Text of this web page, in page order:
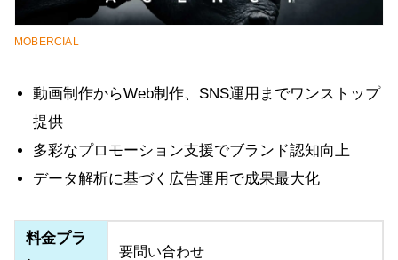
MOBERCIAL
動画制作からWeb制作、SNS運用までワンストップ
提供
多彩なプロモーション支援でブランド認知向上
データ解析に基づく広告運用で成果最大化
料金プラ
要問い合わせ